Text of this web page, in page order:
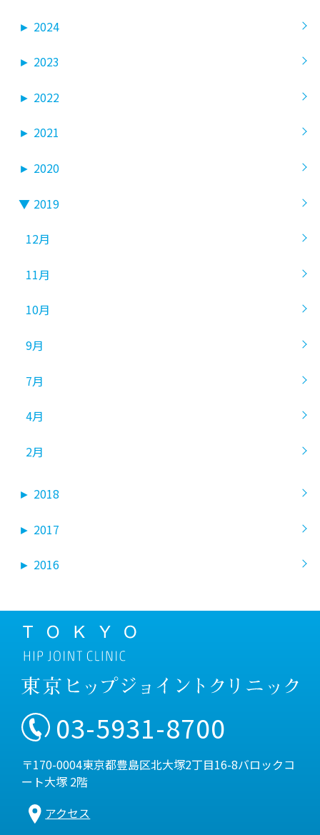
► 2024
► 2023
► 2022
► 2021
► 2020
▼ 2019
12月
11月
10月
9月
7月
4月
2月
► 2018
► 2017
► 2016
03-5931-8700
〒170-0004東京都豊島区北大塚2丁目16-8バロックコ
ート大塚 2階
アクセス